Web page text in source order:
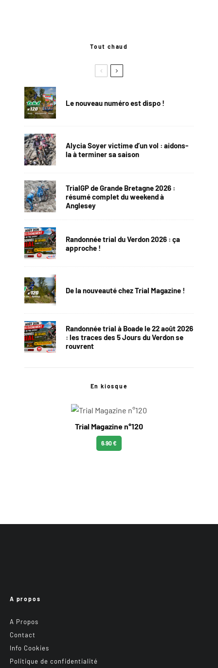
Tout chaud
Le nouveau numéro est dispo !
Alycia Soyer victime d’un vol : aidons-
la à terminer sa saison
TrialGP de Grande Bretagne 2026 :
résumé complet du weekend à
Anglesey
Randonnée trial du Verdon 2026 : ça
approche !
De la nouveauté chez Trial Magazine !
Randonnée trial à Boade le 22 août 2026
: les traces des 5 Jours du Verdon se
rouvrent
En kiosque
Trial Magazine n°120
6.90 €
A propos
A Propos
Contact
Info Cookies
Politique de confidentialité